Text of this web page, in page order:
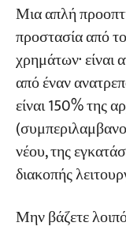
Μια απλή
προστασία από
χρημάτων·
από έναν
είναι 150% της
νέου, της
διακοπής
Μην βάζετε